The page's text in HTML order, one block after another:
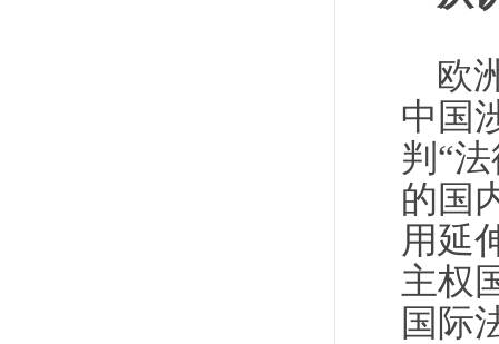
欧
中国
判“
的国
用延
主权
国际